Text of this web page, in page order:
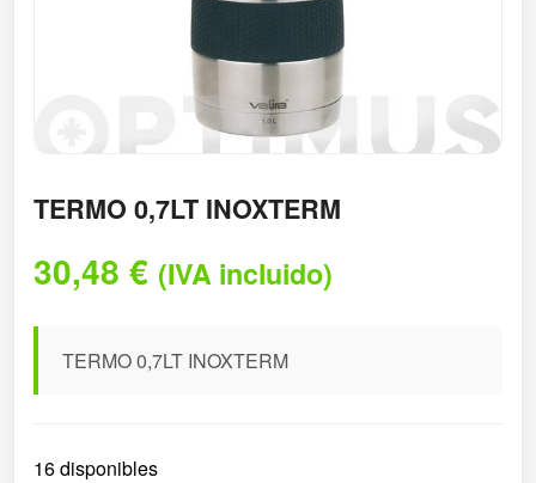
TERMO 0,7LT INOXTERM
30,48 € (IVA incluido)
TERMO 0,7LT INOXTERM
16 disponibles